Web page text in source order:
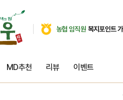
농협 임직원 복지포인트
MD추천 리뷰 이벤트